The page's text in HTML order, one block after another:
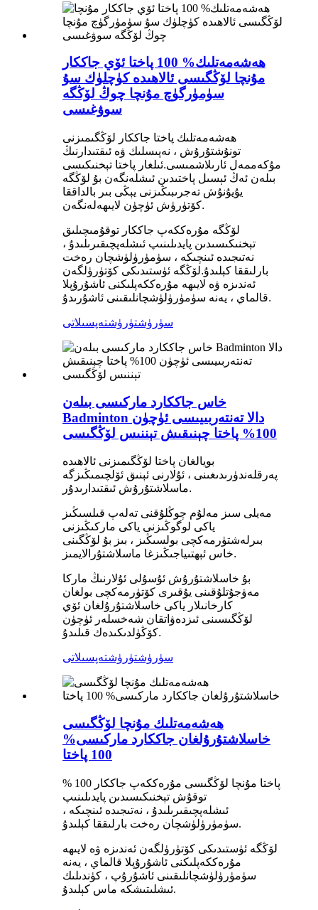
ھەشەمەتلىك% 100 پاختا ئۆي جاككار
مۇنچا لۆڭگىسى ئالاھىدە كۈچلۈك سۇ
سۈمۈرگۈچ مۇنچا چوڭ لۆڭگە
سوۋغىسى
ھەشەمەتلىك پاختا جاككار لۆڭگىمىزنى
تونۇشتۇرۇش ، نەپىسلىك ۋە ئىقتىدارنىڭ
مۇكەممەل ئارىلاشمىسى.ئىلغار پاختا تېخنىكىسى
بىلەن ئەڭ ئېسىل پاختىدىن ئىشلەنگەن بۇ لۆڭگە
يۇيۇنۇش تەجرىبىڭىزنى يېڭى بىر بالداققا
كۆتۈرۈش ئۈچۈن لايىھەلەنگەن.
لۆڭگە مۇرەككەپ جاككار توقۇمىچىلىق
تېخنىكىسىدىن پايدىلىنىپ ئىشلەپچىقىرىلىدۇ ،
نەتىجىدە ئىنچىكە ، سۈمۈرۈلۈشچان رەخت
بارلىققا كېلىدۇ.لۆڭگە ئۈستىدىكى كۆتۈرۈلگەن
ئەندىزە ۋە لايىھە مۇرەككەپلىكنى ئاشۇرۇپلا
قالماي ، يەنە سۈمۈرۈلۈشچانلىقىنى ئاشۇرىدۇ.
سۈرۈشتۈرۈشتەپسىلاتى
خاس جاككارد ماركىسى بىلەن
Badminton دالا تەنتەربىيىسى ئۈچۈن
100% پاختا چېنىقىش تېننىس لۆڭگىسى
بويالغان پاختا لۆڭگىمىزنى ئالاھىدە
پەرقلەندۈرىدىغىنى ، ئۇلارنى ئېنىق ئۆلچىمىڭىزگە
ماسلاشتۇرۇش ئىقتىدارىدۇر.
مەيلى سىز مەلۇم چوڭلۇقنى تەلەپ قىلسىڭىز
ياكى لوگوڭىزنى ياكى ماركىڭىزنى
بىرلەشتۈرمەكچى بولسىڭىز ، بىز بۇ لۆڭگىنى
خاس ئېھتىياجىڭىزغا ماسلاشتۇرالايمىز.
بۇ خاسلاشتۇرۇش ئۇسۇلى ئۇلارنىڭ ماركا
مەۋجۇتلۇقىنى يۇقىرى كۆتۈرمەكچى بولغان
كارخانىلار ياكى خاسلاشتۇرۇلغان ئۆي
لۆڭگىسىنى ئىزدەۋاتقان شەخسلەر ئۈچۈن
كۆڭۈلدىكىدەك قىلىدۇ.
سۈرۈشتۈرۈشتەپسىلاتى
ھەشەمەتلىك مۇنچا لۆڭگىسى
خاسلاشتۇرۇلغان جاككارد ماركىسى%
100 پاختا
% 100 پاختا مۇنچا لۆڭگىسى مۇرەككەپ جاككار
توقۇش تېخنىكىسىدىن پايدىلىنىپ
ئىشلەپچىقىرىلىدۇ ، نەتىجىدە ئىنچىكە ،
سۈمۈرۈلۈشچان رەخت بارلىققا كېلىدۇ.
لۆڭگە ئۈستىدىكى كۆتۈرۈلگەن ئەندىزە ۋە لايىھە
مۇرەككەپلىكنى ئاشۇرۇپلا قالماي ، يەنە
سۈمۈرۈلۈشچانلىقىنى ئاشۇرۇپ ، كۈندىلىك
ئىشلىتىشكە ماس كېلىدۇ.